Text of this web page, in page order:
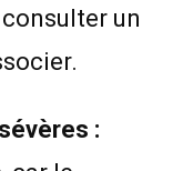
un
: